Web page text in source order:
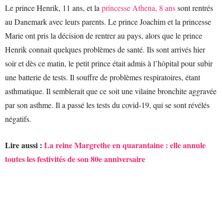
Le prince Henrik, 11 ans, et la princesse Athena, 8 anssont rentrés
au Danemark avec leurs parents. Le prince Joachim et la princesse
Marie ont pris la décision de rentrer au pays, alors que le prince
Henrik connait quelques problèmes de santé. Ils sont arrivés hier
soir et dès ce matin, le petit prince était admis à l’hôpital pour subir
une batterie de tests. Il souffre de problèmes respiratoires, étant
asthmatique. Il semblerait que ce soit une vilaine bronchite aggravée
par son asthme. Il a passé les tests du covid-19, qui se sont révélés
négatifs.
Lire aussi : La reine Margrethe en quarantaine : elle annule
toutes les festivités de son 80e anniversaire